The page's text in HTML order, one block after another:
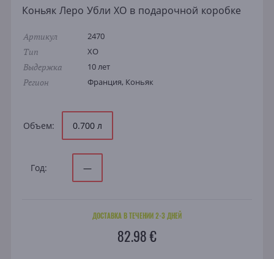
Коньяк Леро Убли ХО в подарочной коробке
Артикул 2470
Тип XO
Выдержка 10 лет
Регион Франция, Коньяк
Объем: 0.700 л
Год: —
ДОСТАВКА В ТЕЧЕНИИ 2-3 ДНЕЙ
82.98 €